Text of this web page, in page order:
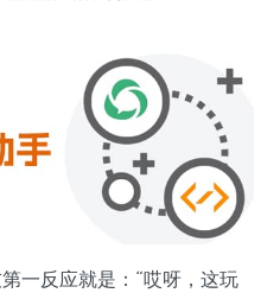
一反应就是：“哎呀，这玩